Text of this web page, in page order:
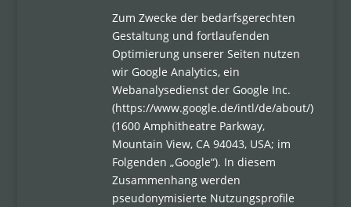
Zum Zwecke der bedarfsgerechten
Gestaltung und fortlaufenden
Optimierung unserer Seiten nutzen
wir Google Analytics, ein
Webanalysedienst der Google Inc.
(https://www.google.de/intl/de/about/)
(1600 Amphitheatre Parkway,
Mountain View, CA 94043, USA; im
Folgenden „Google“). In diesem
Zusammenhang werden
pseudonymisierte Nutzungsprofile